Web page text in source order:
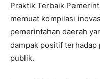
Praktik Terbaik
memuat kompilasi
pemerintahan daerah
dampak positif terhadap
publik.